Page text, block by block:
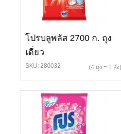
โปรบลูพลัส 2700 ก. ถุง
เดี่ยว
SKU: 280032 (4 ถุง = 1 ลัง)